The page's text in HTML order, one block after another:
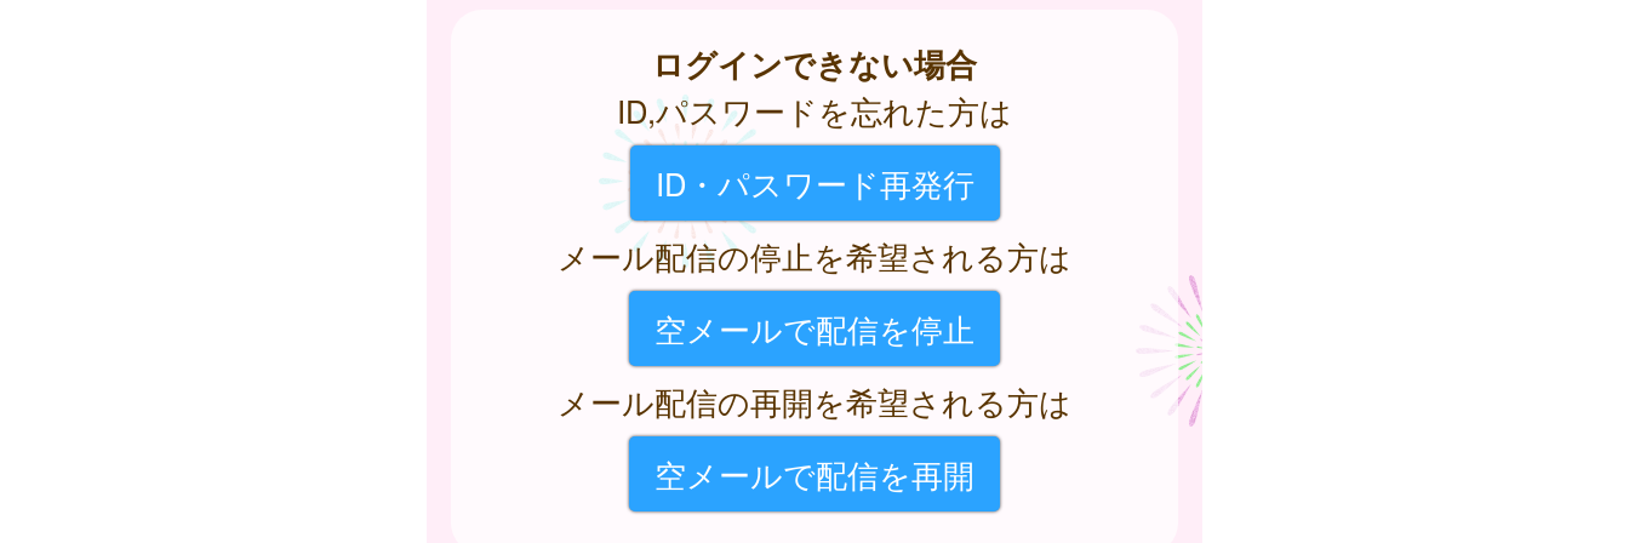
ログインできない場合
ID,パスワードを忘れた方は
ID・パスワード再発行
メール配信の停止を希望される方は
空メールで配信を停止
メール配信の再開を希望される方は
空メールで配信を再開